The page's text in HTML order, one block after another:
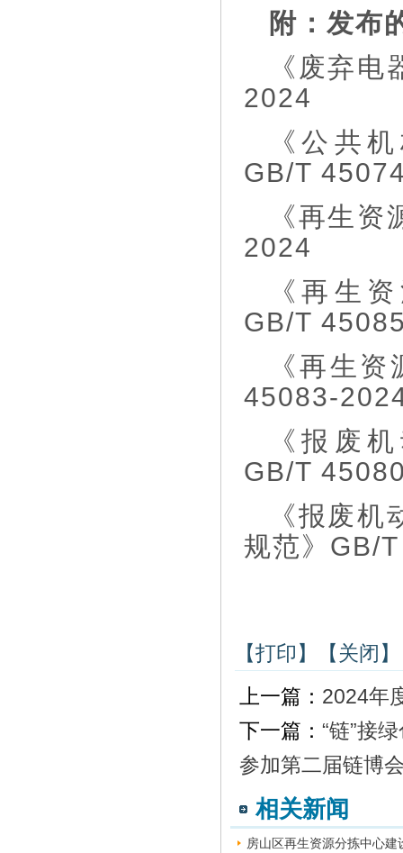
附：发布
《废弃
2024
《公共
GB/T
《再生
2024
《再生
GB/T
《再生
45083-
《报废
GB/T
《报废
规范》GB/
【打印】
【关闭】
上一篇： 2024年
下一篇： “链”接
参加第二届链博
相关新闻
房山区再生资源分拣中心建